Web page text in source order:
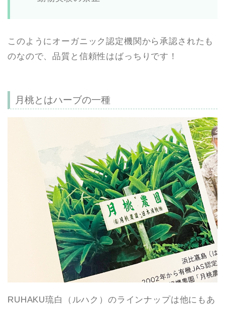
このようにオーガニック認定機関から承認されたも
のなので、品質と信頼性はばっちりです！
月桃とはハーブの一種
RUHAKU琉白（ルハク）のラインナップは他にもあ